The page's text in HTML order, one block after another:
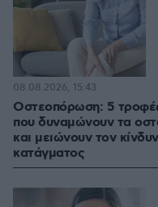
Οστεοπόρωση: 5
που δυναμώνουν τα
και μειώνουν τον
κατάγματος
08.08.2026, 15:43